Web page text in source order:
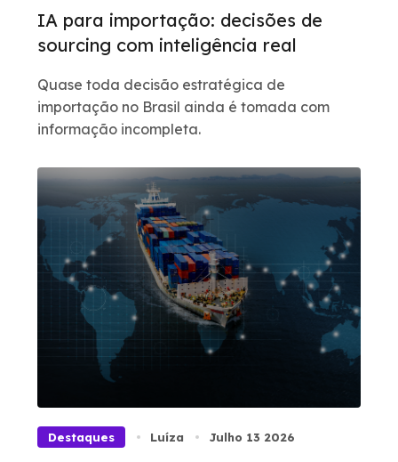
IA para importação: decisões de
sourcing com inteligência real
Quase toda decisão estratégica de
importação no Brasil ainda é tomada com
informação incompleta.
Destaques Luíza Julho 13 2026